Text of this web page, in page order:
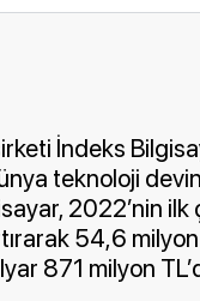
İndeks
teknoloji
2022’nin
54,6
871 milyon